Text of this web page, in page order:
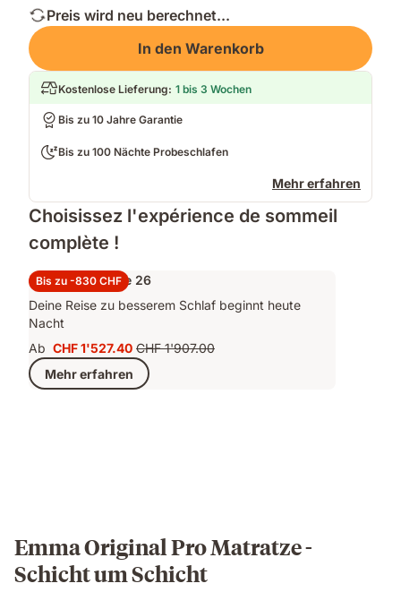
Preis wird neu berechnet...
In den Warenkorb
Kostenlose Lieferung: 1 bis 3 Wochen
Bis zu 10 Jahre Garantie
Bis zu 100 Nächte Probeschlafen
Mehr erfahren
Choisissez l'expérience de sommeil
complète !
Bis zu -830 CHF
Set Performance 26
Deine Reise zu besserem Schlaf beginnt heute
Nacht
Ab Preis
CHF 1'527.40
CHF 1'527.40Ursprünglicher
Preis
CHF 1'907.00
CHF 1'907.00
Mehr erfahren
Emma Original Pro Matratze -
Schicht um Schicht